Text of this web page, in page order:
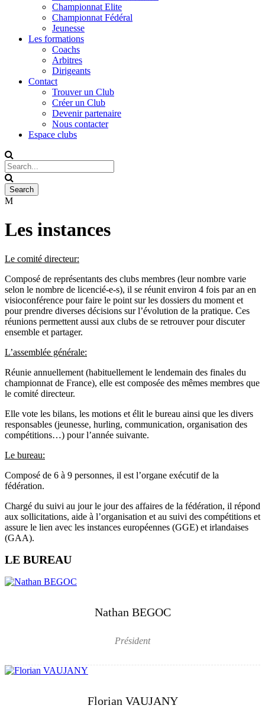
Championnat Elite
Championnat Fédéral
Jeunesse
Les formations
Coachs
Arbitres
Dirigeants
Contact
Trouver un Club
Créer un Club
Devenir partenaire
Nous contacter
Espace clubs
Les instances
Le comité directeur:
Composé de représentants des clubs membres (leur nombre varie
selon le nombre de licencié-e-s), il se réunit environ 4 fois par an en
visioconférence pour faire le point sur les dossiers du moment et
pour prendre diverses décisions sur l’évolution de la pratique. Ces
réunions permettent aussi aux clubs de se retrouver pour discuter
ensemble et partager.
L’assemblée générale:
Réunie annuellement (habituellement le lendemain des finales du
championnat de France), elle est composée des mêmes membres que
le comité directeur.
Elle vote les bilans, les motions et élit le bureau ainsi que les divers
responsables (jeunesse, hurling, communication, organisation des
compétitions…) pour l’année suivante.
Le bureau:
Composé de 6 à 9 personnes, il est l’organe exécutif de la
fédération.
Chargé du suivi au jour le jour des affaires de la fédération, il répond
aux sollicitations, aide à l’organisation et au suivi des compétitions et
assure le lien avec les instances européennes (GGE) et irlandaises
(GAA).
LE BUREAU
Nathan BEGOC
Président
Florian VAUJANY